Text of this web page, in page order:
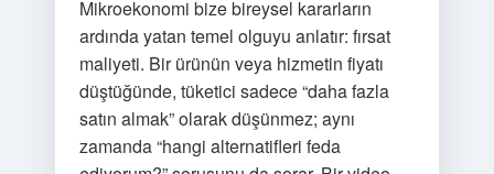
Mikroekonomi bize bireysel kararların
ardında yatan temel olguyu anlatır: fırsat
maliyeti. Bir ürünün veya hizmetin fiyatı
düştüğünde, tüketici sadece “daha fazla
satın almak” olarak düşünmez; aynı
zamanda “hangi alternatifleri feda